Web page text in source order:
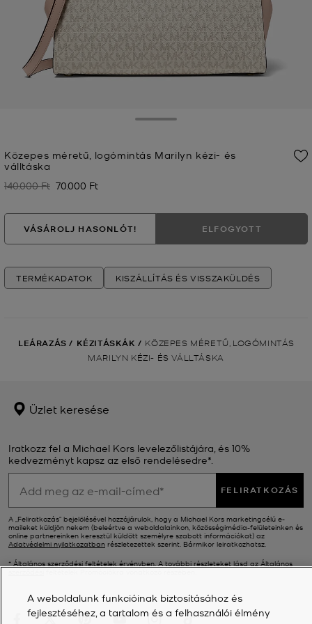
Közepes méretű, logómintás Marilyn kézi- és
válltáska
Korábban
140.000 Ft Jelenleg
70.000 Ft
VÁSÁROLJ HASONLÓT! ELFOGYOTT
TERMÉKADATOK KISZÁLLÍTÁS ÉS VISSZAKÜLDÉS
LEÁRAZÁS / KÉZITÁSKÁK / KÖZEPES MÉRETŰ, LOGÓMINTÁS
MARILYN KÉZI- ÉS VÁLLTÁSKA
Üzlet keresése
Iratkozz fel a Michael Kors levelezőlistájára, és 10%
kedvezményt kapsz az első rendelésedre*.
FELIRATKOZÁS
A „Feliratkozás” bejelölésével hozzájárulok, hogy a Michael Kors marketingcélú e-
maileket küldjön nekem (beleértve a weboldalainkon, közösségimédia-felületeinken és
online partnereinken keresztül küldött személyre szabott információkat) az
Adatvédelmi nyilatkozatban részletezettek szerint. Bármikor leiratkozhatsz.
* Általános szerződési feltételek érvényben. A további részleteket lásd az Általános
A weboldalunk funkcióinak biztosításához és
fejlesztéséhez, a tartalom és a felhasználói élmény